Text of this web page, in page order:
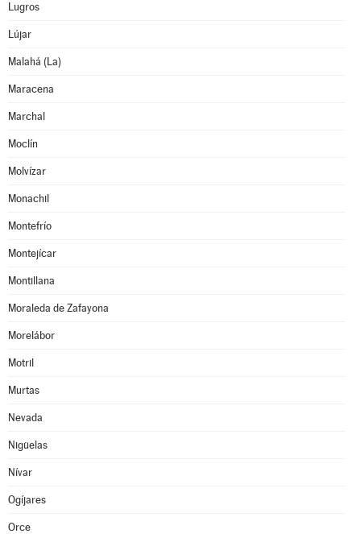
Lugros
Lújar
Malahá (La)
Maracena
Marchal
Moclín
Molvízar
Monachil
Montefrío
Montejícar
Montillana
Moraleda de Zafayona
Morelábor
Motril
Murtas
Nevada
Nigüelas
Nívar
Ogíjares
Orce